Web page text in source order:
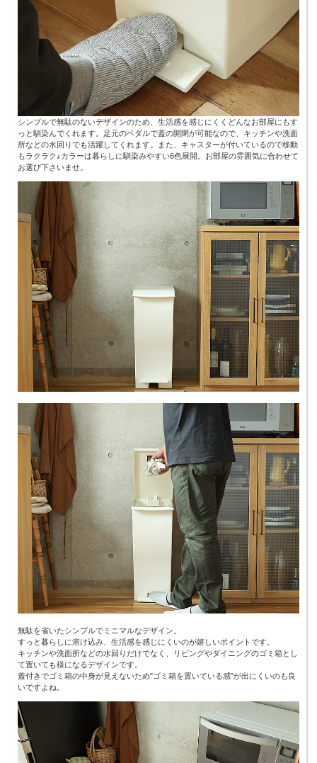
シンプルで無駄のないデザインのため、生活感を感じにくくどんなお部屋にもす
っと馴染んでくれます。足元のペダルで蓋の開閉が可能なので、キッチンや洗面
所などの水回りでも活躍してくれます。また、キャスターが付いているので移動
もラクラク♪カラーは暮らしに馴染みやすい6色展開。お部屋の雰囲気に合わせて
お選び下さいませ。
無駄を省いたシンプルでミニマルなデザイン。
すっと暮らしに溶け込み、生活感を感じにくいのが嬉しいポイントです。
キッチンや洗面所などの水回りだけでなく、リビングやダイニングのゴミ箱とし
て置いても様になるデザインです。
蓋付きでゴミ箱の中身が見えないため"ゴミ箱を置いている感"が出にくいのも良
いですよね。